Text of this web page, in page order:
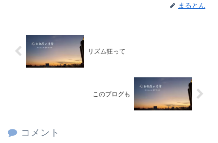
まるとん
リズム狂って
このブログも
コメント